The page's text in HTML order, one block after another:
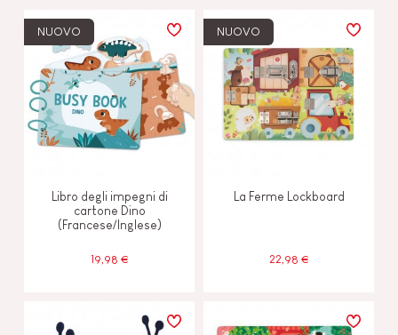
NUOVO
Libro degli impegni di
cartone Dino
(Francese/Inglese)
19,98 €
NUOVO
La Ferme Lockboard
22,98 €